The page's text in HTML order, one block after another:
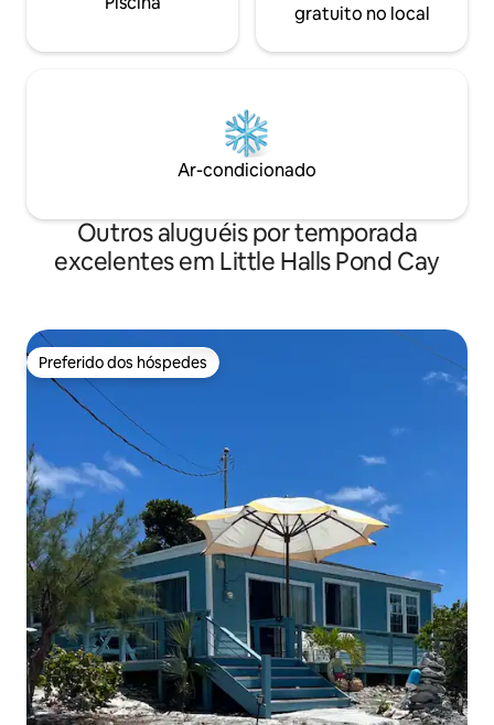
gratuito no local
Ar-condicionado
Outros aluguéis por temporada
excelentes em Little Halls Pond Cay
Preferido dos hóspedes
Preferido dos hóspedes